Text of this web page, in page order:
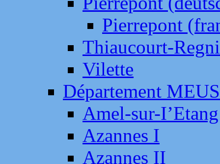
Pierrepont
Thiaucourt-
Vilette
Département
Amel-sur-
Azannes I
Azannes II